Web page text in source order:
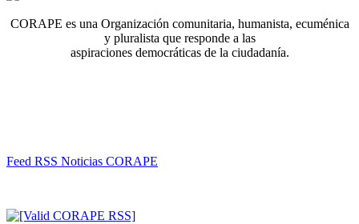
CORAPE es una Organización comunitaria, humanista, ecuménica
y pluralista que responde a las
aspiraciones democráticas de la ciudadanía.
Feed RSS Noticias CORAPE